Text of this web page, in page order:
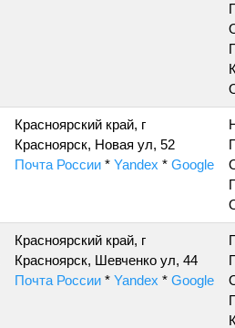
Красноярский край, г
Красноярск, Новая ул, 52
Почта России * Yandex * Google
Красноярский край, г
Красноярск, Шевченко ул, 44
Почта России * Yandex * Google